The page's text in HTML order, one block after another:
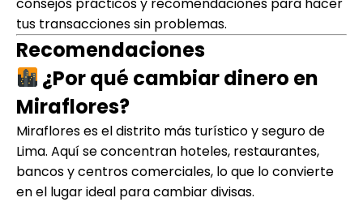
tus transacciones sin problemas.
Recomendaciones
¿Por qué cambiar dinero en
Miraflores?
Miraflores es el distrito más turístico y seguro de
Lima. Aquí se concentran hoteles, restaurantes,
bancos y centros comerciales, lo que lo convierte
en el lugar ideal para cambiar divisas.